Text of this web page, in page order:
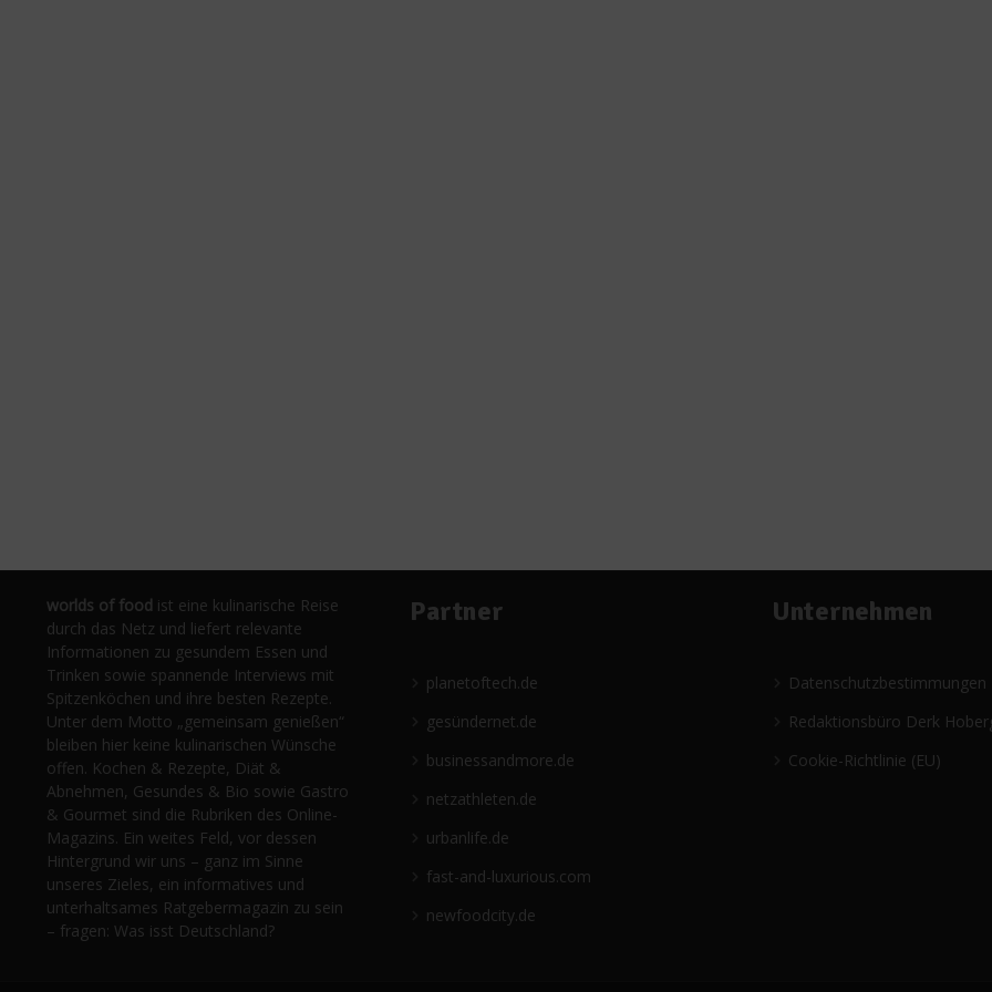
worlds of food ist eine kulinarische Reise
durch das Netz und liefert relevante
Informationen zu gesundem Essen und
Trinken sowie spannende Interviews mit
Spitzenköchen und ihre besten Rezepte.
Unter dem Motto „gemeinsam genießen“
bleiben hier keine kulinarischen Wünsche
offen. Kochen & Rezepte, Diät &
Abnehmen, Gesundes & Bio sowie Gastro
& Gourmet sind die Rubriken des Online-
Magazins. Ein weites Feld, vor dessen
Hintergrund wir uns – ganz im Sinne
unseres Zieles, ein informatives und
unterhaltsames Ratgebermagazin zu sein
– fragen: Was isst Deutschland?
Partner
planetoftech.de
gesündernet.de
businessandmore.de
netzathleten.de
urbanlife.de
fast-and-luxurious.com
newfoodcity.de
Unternehmen
Datenschutzbestimmungen
Redaktionsbüro Derk
Cookie-Richtlinie (EU)